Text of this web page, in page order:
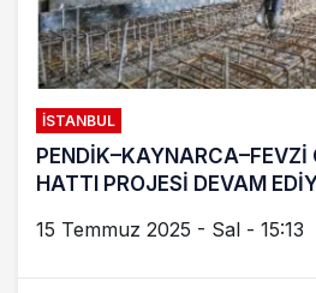
İSTANBUL
HATTI PROJESİ DEVAM
15 Temmuz 2025 - Sal - 15:13